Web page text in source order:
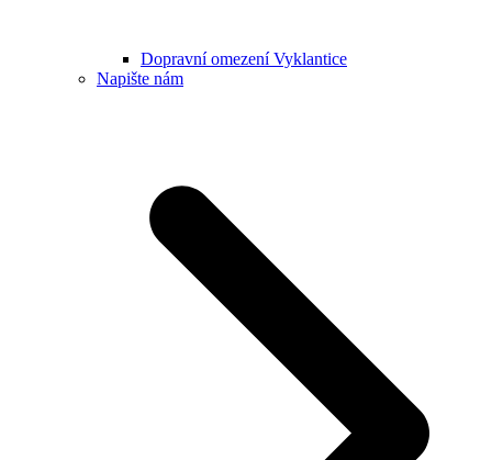
Dopravní omezení Vyklantice
Napište nám